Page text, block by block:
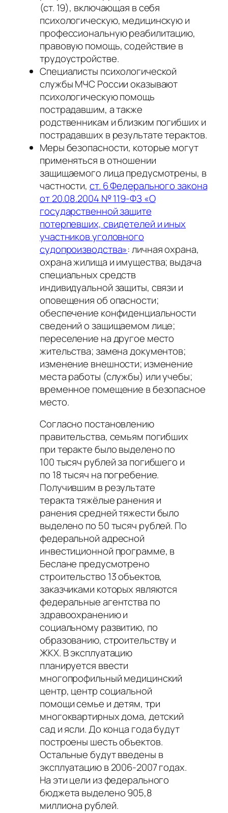
(ст. 19), включающая в себя
психологическую, медицинскую и
профессиональную реабилитацию,
правовую помощь, содействие в
трудоустройстве.
Специалисты психологической
службы МЧС России оказывают
психологическую помощь
пострадавшим, а также
родственникам и близким погибших и
пострадавших в результате терактов.
Меры безопасности, которые могут
применяться в отношении
защищаемого лица предусмотрены, в
частности, ст. 6 Федерального закона
от 20.08.2004 № 119-ФЗ «О
государственной защите
потерпевших, свидетелей и иных
участников уголовного
судопроизводства»: личная охрана,
охрана жилища и имущества; выдача
специальных средств
индивидуальной защиты, связи и
оповещения об опасности;
обеспечение конфиденциальности
сведений о защищаемом лице;
переселение на другое место
жительства; замена документов;
изменение внешности; изменение
места работы (службы) или учебы;
временное помещение в безопасное
место.
Согласно постановлению
правительства, семьям погибших
при теракте было выделено по
100 тысяч рублей за погибшего и
по 18 тысяч на погребение.
Получившим в результате
теракта тяжёлые ранения и
ранения средней тяжести было
выделено по 50 тысяч рублей. По
федеральной адресной
инвестиционной программе, в
Беслане предусмотрено
строительство 13 объектов,
заказчиками которых являются
федеральные агентства по
здравоохранению и
социальному развитию, по
образованию, строительству и
ЖКХ. В эксплуатацию
планируется ввести
многопрофильный медицинский
центр, центр социальной
помощи семье и детям, три
многоквартирных дома, детский
сад и ясли. До конца года будут
построены шесть объектов.
Остальные будут введены в
эксплуатацию в 2006-2007 годах.
На эти цели из федерального
бюджета выделено 905,8
миллиона рублей.